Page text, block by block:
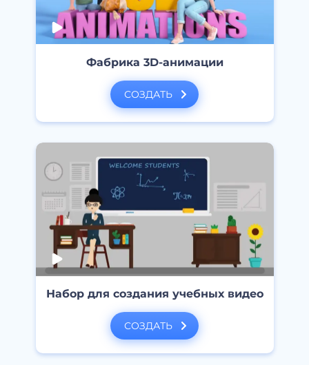
Фабрика 3D-анимации
СОЗДАТЬ
Набор для создания учебных видео
СОЗДАТЬ